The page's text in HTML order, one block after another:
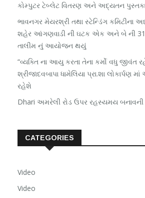
કોમ્પુટર ટેબ્લેટ વિતરણ અને અદ્યતન
ભાવનગર મેયરશ્રી તથા સ્ટેન્ડિંગ કમિટીના
શહેર આંગણવાડી ની ઘટક એક અને બે ની
તાલીમ નું આયોજન થયું
“વ્યક્તિ ના આયુ કરતા તેના કર્મો વધુ જીવંત
શ્રીજાદવબાપા ધામેલિયા પ્રા.શા લોકાર્પણ
રહેશે
Dhari અમરેલી રોડ ઉપર રહસ્યમય
CATEGORIES
Video
Video